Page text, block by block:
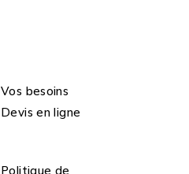
Vos besoins
Devis en ligne
Politique de